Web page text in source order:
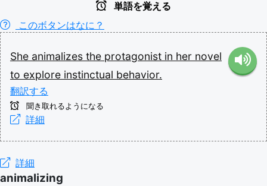
単語を覚える
このボタンはなに？
She animalizes the protagonist in her novel
to explore instinctual behavior.
翻訳する
聞き取れるようになる
詳細
詳細
animalizing